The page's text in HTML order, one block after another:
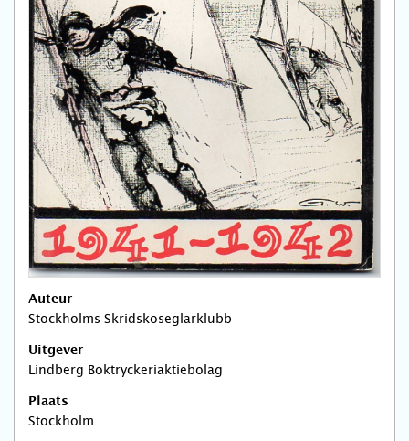
Auteur
Stockholms Skridskoseglarklubb
Uitgever
Lindberg Boktryckeriaktiebolag
Plaats
Stockholm